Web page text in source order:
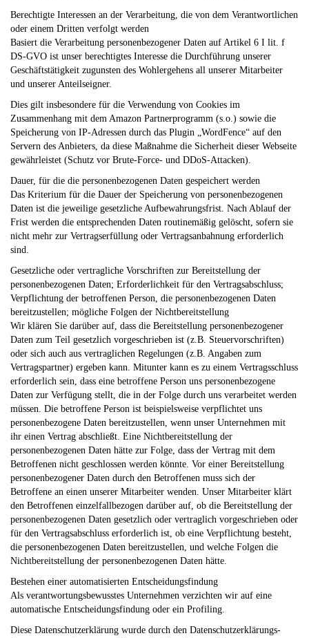
Berechtigte Interessen an der Verarbeitung, die von dem Verantwortlichen
oder einem Dritten verfolgt werden
Basiert die Verarbeitung personenbezogener Daten auf Artikel 6 I lit. f
DS-GVO ist unser berechtigtes Interesse die Durchführung unserer
Geschäftstätigkeit zugunsten des Wohlergehens all unserer Mitarbeiter
und unserer Anteilseigner.
Dies gilt insbesondere für die Verwendung von Cookies im
Zusammenhang mit dem Amazon Partnerprogramm (s.o.) sowie die
Speicherung von IP-Adressen durch das Plugin „WordFence“ auf den
Servern des Anbieters, da diese Maßnahme die Sicherheit dieser Webseite
gewährleistet (Schutz vor Brute-Force- und DDoS-Attacken).
Dauer, für die die personenbezogenen Daten gespeichert werden
Das Kriterium für die Dauer der Speicherung von personenbezogenen
Daten ist die jeweilige gesetzliche Aufbewahrungsfrist. Nach Ablauf der
Frist werden die entsprechenden Daten routinemäßig gelöscht, sofern sie
nicht mehr zur Vertragserfüllung oder Vertragsanbahnung erforderlich
sind.
Gesetzliche oder vertragliche Vorschriften zur Bereitstellung der
personenbezogenen Daten; Erforderlichkeit für den Vertragsabschluss;
Verpflichtung der betroffenen Person, die personenbezogenen Daten
bereitzustellen; mögliche Folgen der Nichtbereitstellung
Wir klären Sie darüber auf, dass die Bereitstellung personenbezogener
Daten zum Teil gesetzlich vorgeschrieben ist (z.B. Steuervorschriften)
oder sich auch aus vertraglichen Regelungen (z.B. Angaben zum
Vertragspartner) ergeben kann. Mitunter kann es zu einem Vertragsschluss
erforderlich sein, dass eine betroffene Person uns personenbezogene
Daten zur Verfügung stellt, die in der Folge durch uns verarbeitet werden
müssen. Die betroffene Person ist beispielsweise verpflichtet uns
personenbezogene Daten bereitzustellen, wenn unser Unternehmen mit
ihr einen Vertrag abschließt. Eine Nichtbereitstellung der
personenbezogenen Daten hätte zur Folge, dass der Vertrag mit dem
Betroffenen nicht geschlossen werden könnte. Vor einer Bereitstellung
personenbezogener Daten durch den Betroffenen muss sich der
Betroffene an einen unserer Mitarbeiter wenden. Unser Mitarbeiter klärt
den Betroffenen einzelfallbezogen darüber auf, ob die Bereitstellung der
personenbezogenen Daten gesetzlich oder vertraglich vorgeschrieben oder
für den Vertragsabschluss erforderlich ist, ob eine Verpflichtung besteht,
die personenbezogenen Daten bereitzustellen, und welche Folgen die
Nichtbereitstellung der personenbezogenen Daten hätte.
Bestehen einer automatisierten Entscheidungsfindung
Als verantwortungsbewusstes Unternehmen verzichten wir auf eine
automatische Entscheidungsfindung oder ein Profiling.
Diese Datenschutzerklärung wurde durch den Datenschutzerklärungs-